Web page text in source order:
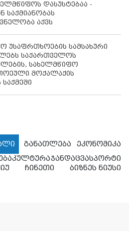
დასუსტებაა -
საქმიანობას
აქვს
უსაფრთხოების სამსახური
საქართველოს
სახელმწიფო
მოქალაქის
განათლება
ეკონომიკა
კულტურაჯანდაცვასპორტი
ჩინეთი ბიზნეს ნიუსი